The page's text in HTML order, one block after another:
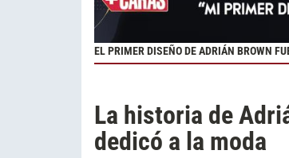
EL PRIMER DISEÑO DE ADRIÁN BROWN
La historia de
dedicó a la moda